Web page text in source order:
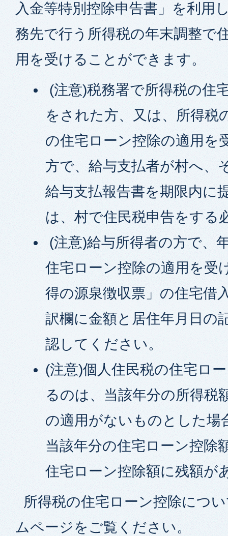
入金等特別控除申告書」を利用
務先で行う所得税の年末調整で
用を受けることができます。
(注意)税務署で所得税の住
をされた方、又は、所得税
の住宅ローン控除の適用を
方で、給与支払者が村へ、
給与支払報告書を期限内に
は、村で住民税申告をする
(注意)給与所得者の方で、
住宅ローン控除の適用を受
得の源泉徴収票」の住宅借
訳欄に金額と居住年月日の
認してください。
(注意)個人住民税の住宅ロ
るのは、当該年分の所得税
の適用がないものとした場
当該年分の住宅ローン控除
住宅ローン控除額に残額が
所得税の住宅ローン控除につ
ムページをご覧ください。